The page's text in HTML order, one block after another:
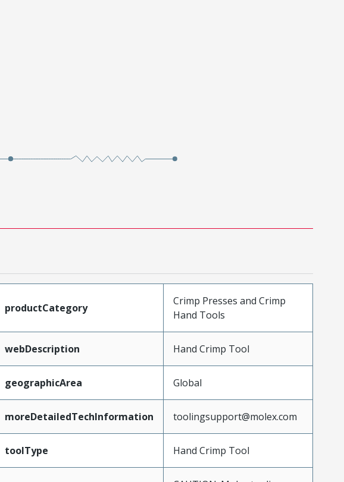
productCategory
Crimp Presses and Crimp
Hand Tools
webDescription Hand Crimp Tool
geographicArea Global
moreDetailedTechInformation toolingsupport@molex.com
toolType Hand Crimp Tool